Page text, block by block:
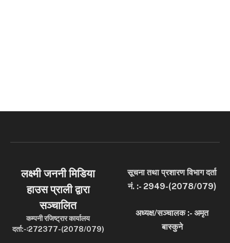
लक्ष्मी जननी मिडिया
हाउस प्राली द्वारा
सञ्चालित
कम्पनी रजिष्ट्रार कार्यालय
दर्ता:-ः272377-(2078/079)
सूचना तथा प्रशारण विभाग दर्ता
नं. :- 2949-(2078/079)
अध्यक्ष/सञ्चालक :- अमृत
बास्कुने